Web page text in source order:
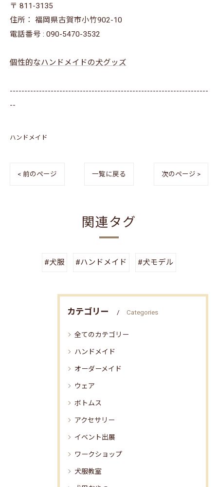
〒 811-3135
住所： 福岡県古賀市小竹902-10
電話番号 : 090-5470-3532
個性的なハンドメイドの犬グッズ
--------------------------------------------------------------------
--
ハンドメイド
< 前のページ 一覧に戻る 次のページ >
関連タグ
#犬服 #ハンドメイド #犬モデル
カテゴリー Categories
全てのカテゴリー
ハンドメイド
オーダーメイド
ウェア
ボトムス
アクセサリー
イベント出展
ワークショップ
犬服教室